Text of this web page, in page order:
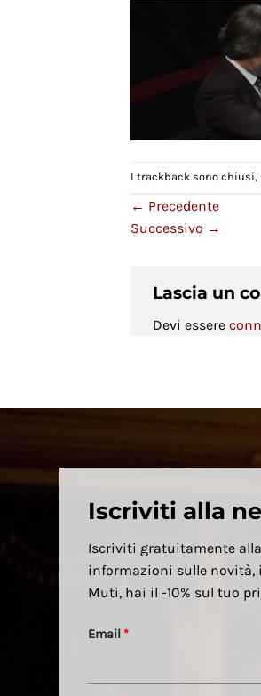
I trackback sono chiusi,
← Precedente
Successivo →
Lascia un
Devi essere
Iscriviti alla
Iscriviti gratuitamente
informazioni sulle novità,
Muti, hai il -10% sul tuo
Email*